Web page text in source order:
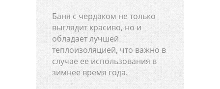
Баня с чердаком не только
выглядит красиво, но и
обладает лучшей
теплоизоляцией, что важно в
случае ее использования в
зимнее время года.